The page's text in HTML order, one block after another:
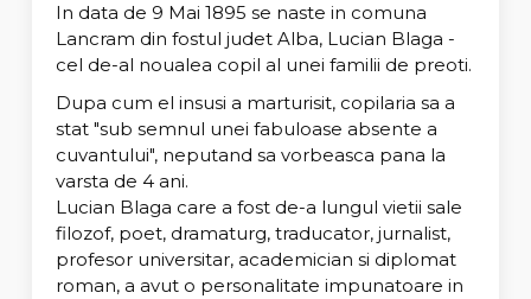
In data de 9 Mai 1895 se naste in comuna
Lancram din fostul judet Alba, Lucian Blaga -
cel de-al noualea copil al unei familii de preoti.
Dupa cum el insusi a marturisit, copilaria sa a
stat "sub semnul unei fabuloase absente a
cuvantului", neputand sa vorbeasca pana la
varsta de 4 ani.
Lucian Blaga care a fost de-a lungul vietii sale
filozof, poet, dramaturg, traducator, jurnalist,
profesor universitar, academician si diplomat
roman, a avut o personalitate impunatoare in